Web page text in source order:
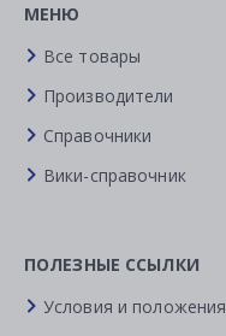
МЕНЮ
Все товары
Производители
Справочники
Вики-справочник
ПОЛЕЗНЫЕ ССЫЛКИ
Условия и положения